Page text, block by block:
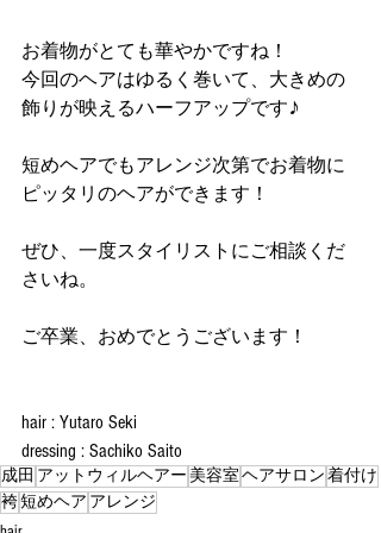
お着物がとても華やかですね！
今回のヘアはゆるく巻いて、大きめの
飾りが映えるハーフアップです♪
短めヘアでもアレンジ次第でお着物に
ピッタリのヘアができます！
ぜひ、一度スタイリストにご相談くだ
さいね。
ご卒業、おめでとうございます！
hair : Yutaro Seki
dressing : Sachiko Saito
成田 アットウィルヘアー 美容室ヘアサロン着付け
袴短めヘア アレンジ